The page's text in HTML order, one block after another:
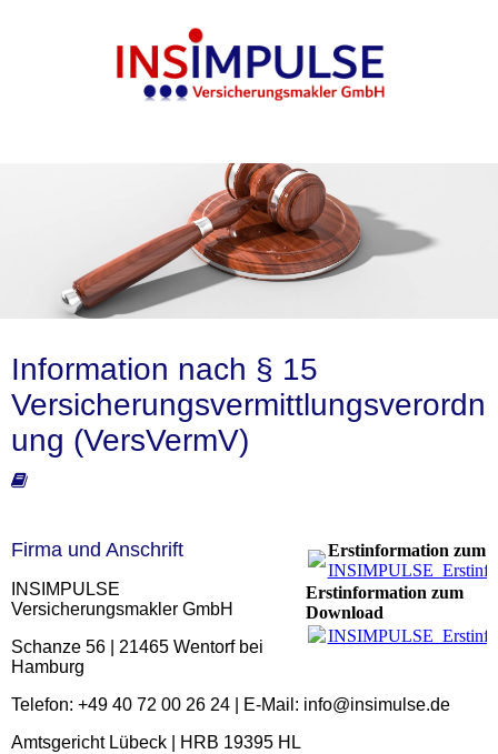
Information nach § 15
Versicherungsvermittlungsverordn
ung (VersVermV)
Erstinformation zum
Erstinformation zum
Download
Firma und Anschrift
INSIMPULSE
Versicherungsmakler GmbH
Schanze 56 | 21465 Wentorf bei
Hamburg
Telefon: +49 40 72 00 26 24 | E-Mail: info@insimulse.de
Amtsgericht Lübeck | HRB 19395 HL